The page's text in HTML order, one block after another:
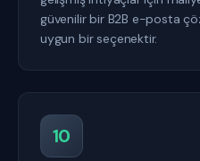
güvenilir bir B2B e-posta
uygun bir seçenektir.
10